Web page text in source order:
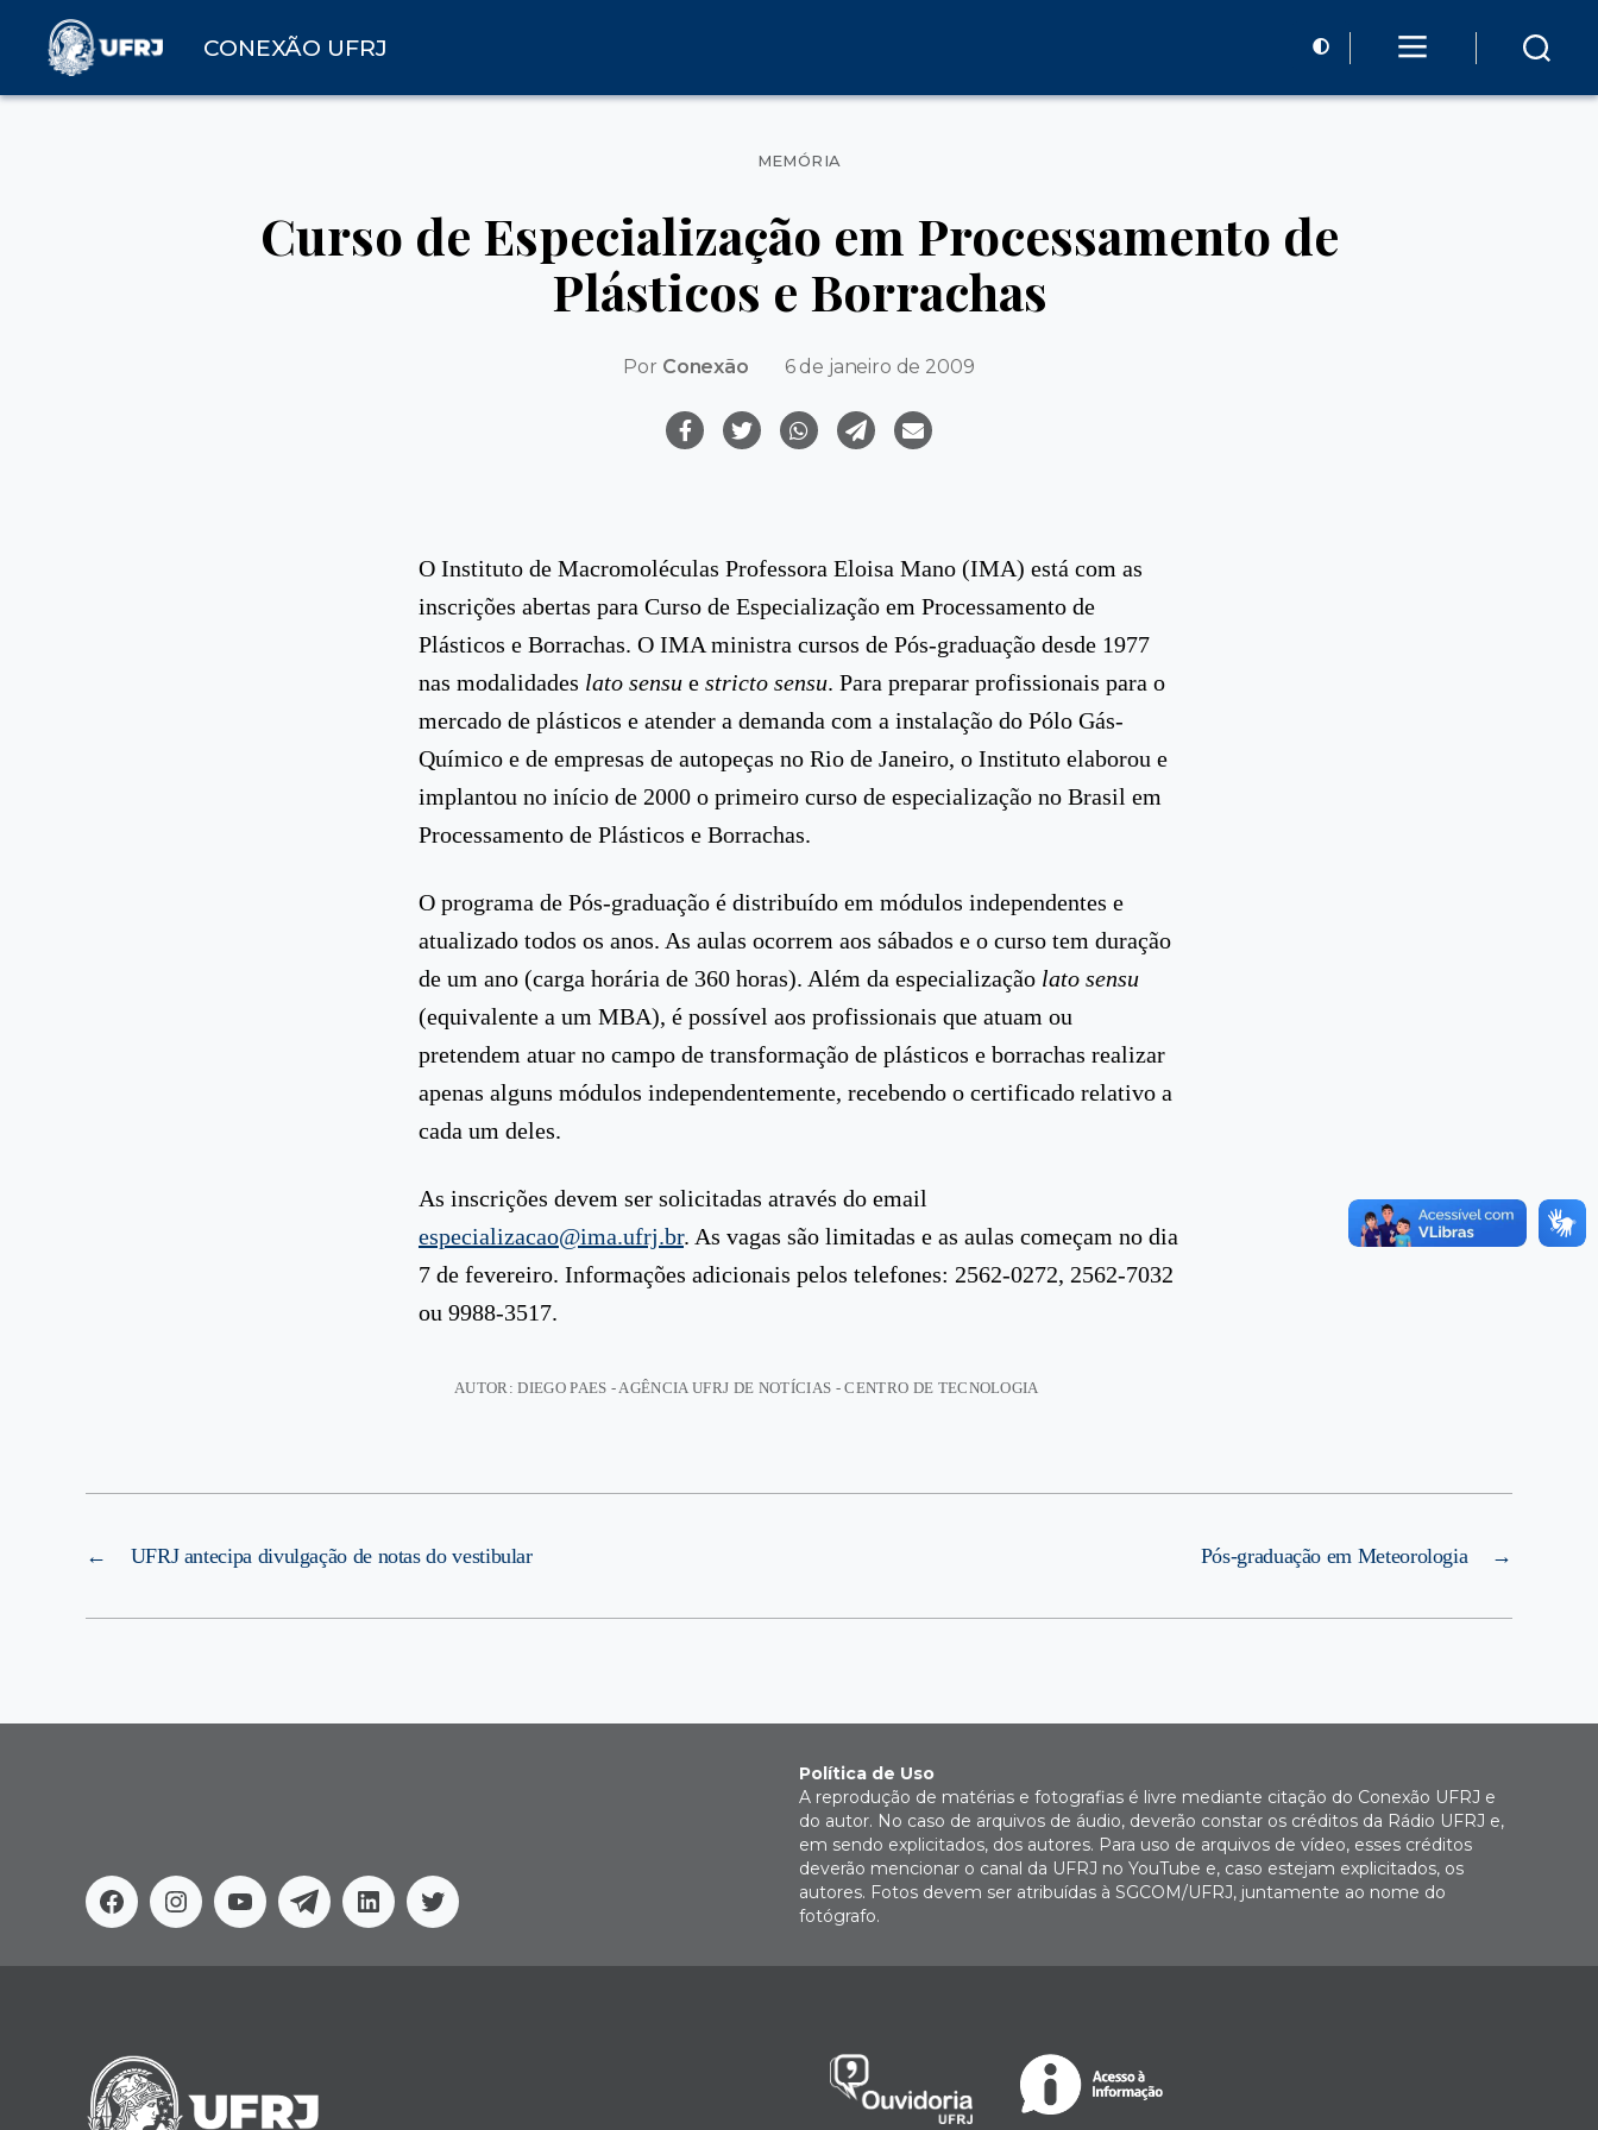
CONEXÃO UFRJ
Categorias
MEMÓRIA
Curso de Especialização em Processamento de
Plásticos e Borrachas
Por Conexão 6 de janeiro de 2009
O Instituto de Macromoléculas Professora Eloisa Mano (IMA) está com as
inscrições abertas para Curso de Especialização em Processamento de
Plásticos e Borrachas. O IMA ministra cursos de Pós-graduação desde 1977
nas modalidades lato sensu e stricto sensu. Para preparar profissionais para o
mercado de plásticos e atender a demanda com a instalação do Pólo Gás-
Químico e de empresas de autopeças no Rio de Janeiro, o Instituto elaborou e
implantou no início de 2000 o primeiro curso de especialização no Brasil em
Processamento de Plásticos e Borrachas.
O programa de Pós-graduação é distribuído em módulos independentes e
atualizado todos os anos. As aulas ocorrem aos sábados e o curso tem duração
de um ano (carga horária de 360 horas). Além da especialização lato sensu
(equivalente a um MBA), é possível aos profissionais que atuam ou
pretendem atuar no campo de transformação de plásticos e borrachas realizar
apenas alguns módulos independentemente, recebendo o certificado relativo a
cada um deles.
As inscrições devem ser solicitadas através do email
especializacao@ima.ufrj.br. As vagas são limitadas e as aulas começam no dia
7 de fevereiro. Informações adicionais pelos telefones: 2562-0272, 2562-7032
ou 9988-3517.
AUTOR: DIEGO PAES - AGÊNCIA UFRJ DE NOTÍCIAS - CENTRO DE TECNOLOGIA
← UFRJ antecipa divulgação de notas do vestibular →
Pós-graduação em Meteorologia
FacebookInstagramYoutubeTelegramLinkedinTwitter
Política de Uso
A reprodução de matérias e fotografias é livre mediante citação do Conexão UFRJ e
do autor. No caso de arquivos de áudio, deverão constar os créditos da Rádio UFRJ e,
em sendo explicitados, dos autores. Para uso de arquivos de vídeo, esses créditos
deverão mencionar o canal da UFRJ no YouTube e, caso estejam explicitados, os
autores. Fotos devem ser atribuídas à SGCOM/UFRJ, juntamente ao nome do
fotógrafo.